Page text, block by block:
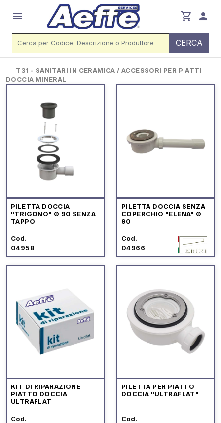
menu shopping_cart person
CERCA
T31 - SANITARI IN CERAMICA / ACCESSORI PER PIATTI
DOCCIA MINERAL
PILETTA DOCCIA
"TRIGONO" Ø 90 SENZA
TAPPO
Cod.
04958
PILETTA DOCCIA SENZA
COPERCHIO "ELENA" Ø
90
Cod.
04966
KIT DI RIPARAZIONE
PIATTO DOCCIA
ULTRAFLAT
Cod.
PILETTA PER PIATTO
DOCCIA "ULTRAFLAT"
Cod.